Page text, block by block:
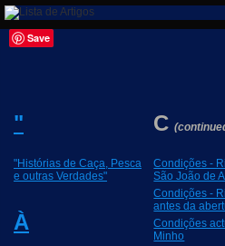
Save
"
"Histórias de Caça, Pesca
e outras Verdades"
À
C
Condições -
São João de
Condições -
antes da
Condições
Minho